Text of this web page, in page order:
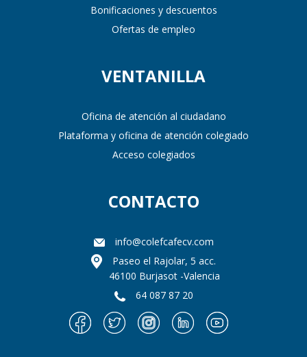
Bonificaciones y descuentos
Ofertas de empleo
VENTANILLA
Oficina de atención al ciudadano
Plataforma y oficina de atención colegiado
Acceso colegiados
CONTACTO
info@colefcafecv.com
Paseo el Rajolar, 5 acc.
46100 Burjasot -Valencia
64 087 87 20